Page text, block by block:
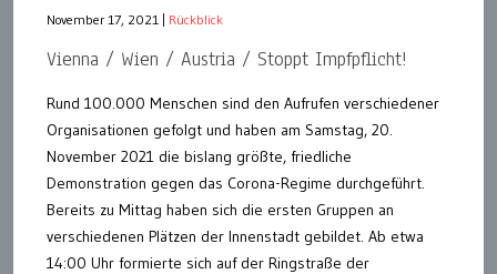
November 17, 2021 Rückblick
Vienna / Wien / Austria / Stoppt Impfpflicht!
Rund 100.000 Menschen sind den Aufrufen verschiedener
Organisationen gefolgt und haben am Samstag, 20.
November 2021 die bislang größte, friedliche
Demonstration gegen das Corona-Regime durchgeführt.
Bereits zu Mittag haben sich die ersten Gruppen an
verschiedenen Plätzen der Innenstadt gebildet. Ab etwa
14:00 Uhr formierte sich auf der Ringstraße der